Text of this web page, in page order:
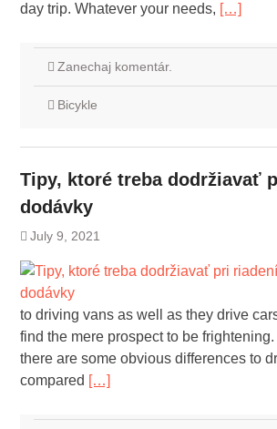
day trip. Whatever your needs, […]
Zanechaj komentár.
Bicykle
Tipy, ktoré treba dodržiavať
dodávky
July 9, 2021
to driving vans as well as they drive
find the mere prospect to be
there are some obvious differences to
compared […]